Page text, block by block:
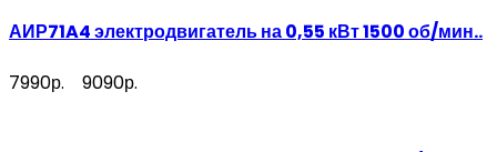
АИР71A4 электродвигатель на 0,55 кВт 1500 об/мин..
7990р. 9090р.